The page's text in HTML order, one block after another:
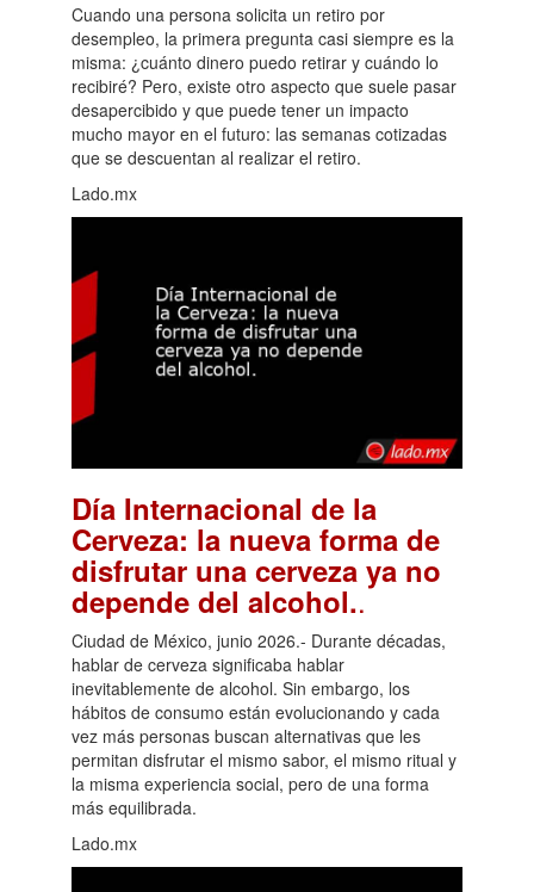
Cuando una persona solicita un retiro por
desempleo, la primera pregunta casi siempre es la
misma: ¿cuánto dinero puedo retirar y cuándo lo
recibiré? Pero, existe otro aspecto que suele pasar
desapercibido y que puede tener un impacto
mucho mayor en el futuro: las semanas cotizadas
que se descuentan al realizar el retiro.
Lado.mx
Día Internacional de la
Cerveza: la nueva forma de
disfrutar una cerveza ya no
depende del alcohol..
Ciudad de México, junio 2026.- Durante décadas,
hablar de cerveza significaba hablar
inevitablemente de alcohol. Sin embargo, los
hábitos de consumo están evolucionando y cada
vez más personas buscan alternativas que les
permitan disfrutar el mismo sabor, el mismo ritual y
la misma experiencia social, pero de una forma
más equilibrada.
Lado.mx